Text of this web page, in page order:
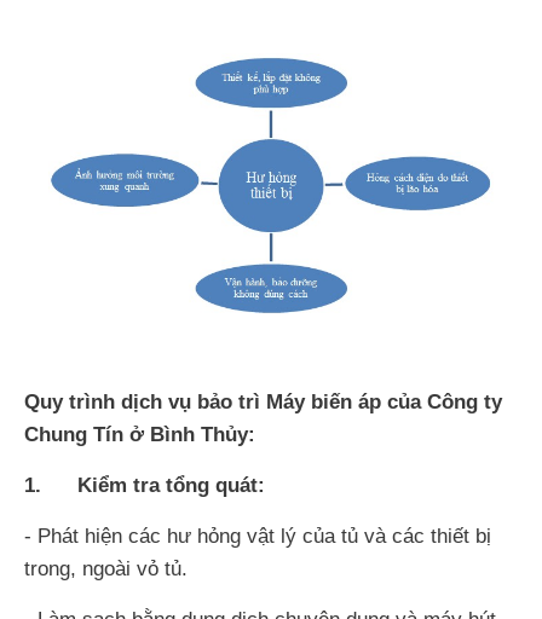
Quy trình dịch vụ bảo trì Máy biến áp của Công ty
Chung Tín ở Bình Thủy:
1. Kiểm tra tổng quát:
- Phát hiện các hư hỏng vật lý của tủ và các thiết bị
trong, ngoài vỏ tủ.